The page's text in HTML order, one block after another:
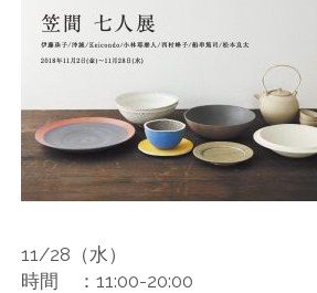
11/28（水）
時間 ：11:00-20:00